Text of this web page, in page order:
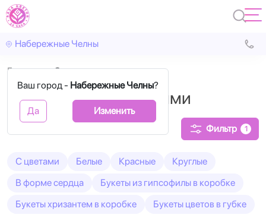
Набережные Челны
Ваш город - Набережные Челны?
Да Изменить
Главная Cо сладостями
Коробки со сладостями
Фильтр 1
С цветами Белые Красные
Круглые
В форме сердца
Букеты из гипсофилы в коробке
Букеты хризантем в коробке
Букеты цветов в губке